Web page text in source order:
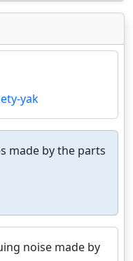
yak
made by the parts
noise made by